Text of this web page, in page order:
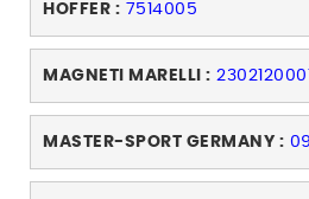
HOFFER : 7514005
MAGNETI MARELLI :
MASTER-SPORT GERMANY :